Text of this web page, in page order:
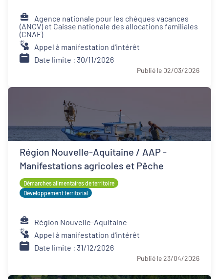
Agence nationale pour les chèques vacances
(ANCV) et Caisse nationale des allocations familiales
(CNAF)
Appel à manifestation d'intérêt
Date limite : 30/11/2026
Publié le 02/03/2026
Région Nouvelle-Aquitaine / AAP -
Manifestations agricoles et Pêche
Démarches alimentaires de territoire
Développement territorial
Région Nouvelle-Aquitaine
Appel à manifestation d'intérêt
Date limite : 31/12/2026
Publié le 23/04/2026